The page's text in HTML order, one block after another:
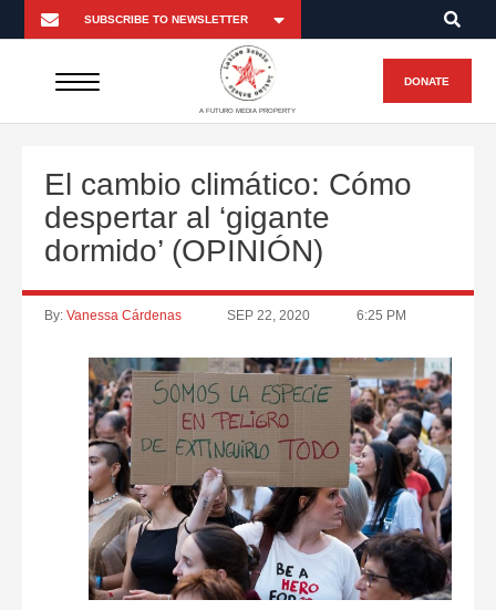
A FUTURO MEDIA PROPERTY
DONATE
El cambio climático: Cómo
despertar al ‘gigante
dormido’ (OPINIÓN)
By: Vanessa Cárdenas SEP 22, 2020 6:25 PM